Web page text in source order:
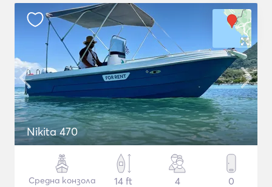
Nikita 470
Средна конзола
14 ft
4
0